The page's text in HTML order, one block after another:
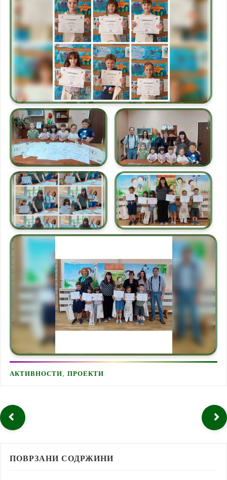
АКТИВНОСТИ ПРОЕКТИ
ПОВРЗАНИ СОДРЖИНИ